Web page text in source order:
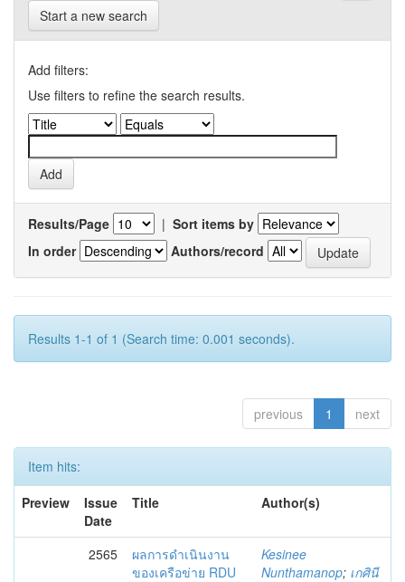
Start a new search
Add filters:
Use filters to refine the search results.
Results/Page | Sort items by
In order
Authors/record
Results 1-1 of 1 (Search time: 0.001 seconds).
previous 1 next
Item hits:
Preview
Issue
Date
Title Author(s)
2565
ผลการดำเนินงาน
ของเครือข่าย RDU
Kesinee
Nunthamanop; เกศินี